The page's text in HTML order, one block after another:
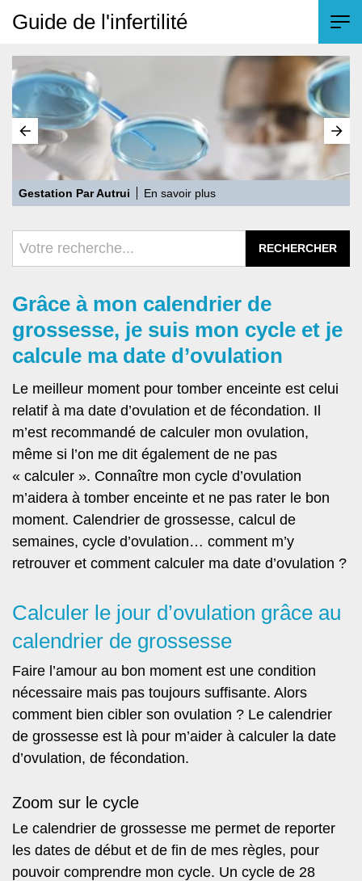
Guide de l'infertilité
Gestation Par Autrui En savoir plus
Grâce à mon calendrier de
grossesse, je suis mon cycle et je
calcule ma date d’ovulation
Le meilleur moment pour tomber enceinte est celui
relatif à ma date d’ovulation et de fécondation. Il
m’est recommandé de calculer mon ovulation,
même si l’on me dit également de ne pas
« calculer ». Connaître mon cycle d’ovulation
m’aidera à tomber enceinte et ne pas rater le bon
moment. Calendrier de grossesse, calcul de
semaines, cycle d’ovulation… comment m’y
retrouver et comment calculer ma date d’ovulation ?
Calculer le jour d’ovulation grâce au
calendrier de grossesse
Faire l’amour au bon moment est une condition
nécessaire mais pas toujours suffisante. Alors
comment bien cibler son ovulation ? Le calendrier
de grossesse est là pour m’aider à calculer la date
d’ovulation, de fécondation.
Zoom sur le cycle
Le calendrier de grossesse me permet de reporter
les dates de début et de fin de mes règles, pour
pouvoir comprendre mon cycle. Un cycle de 28